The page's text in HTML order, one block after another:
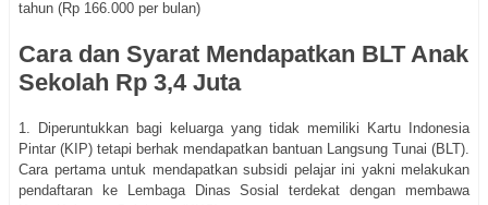
tahun (Rp 166.000 per bulan)
Cara dan Syarat Mendapatkan BLT Anak
Sekolah Rp 3,4 Juta
1. Diperuntukkan bagi keluarga yang tidak memiliki Kartu Indonesia
Pintar (KIP) tetapi berhak mendapatkan bantuan Langsung Tunai (BLT).
Cara pertama untuk mendapatkan subsidi pelajar ini yakni melakukan
pendaftaran ke Lembaga Dinas Sosial terdekat dengan membawa